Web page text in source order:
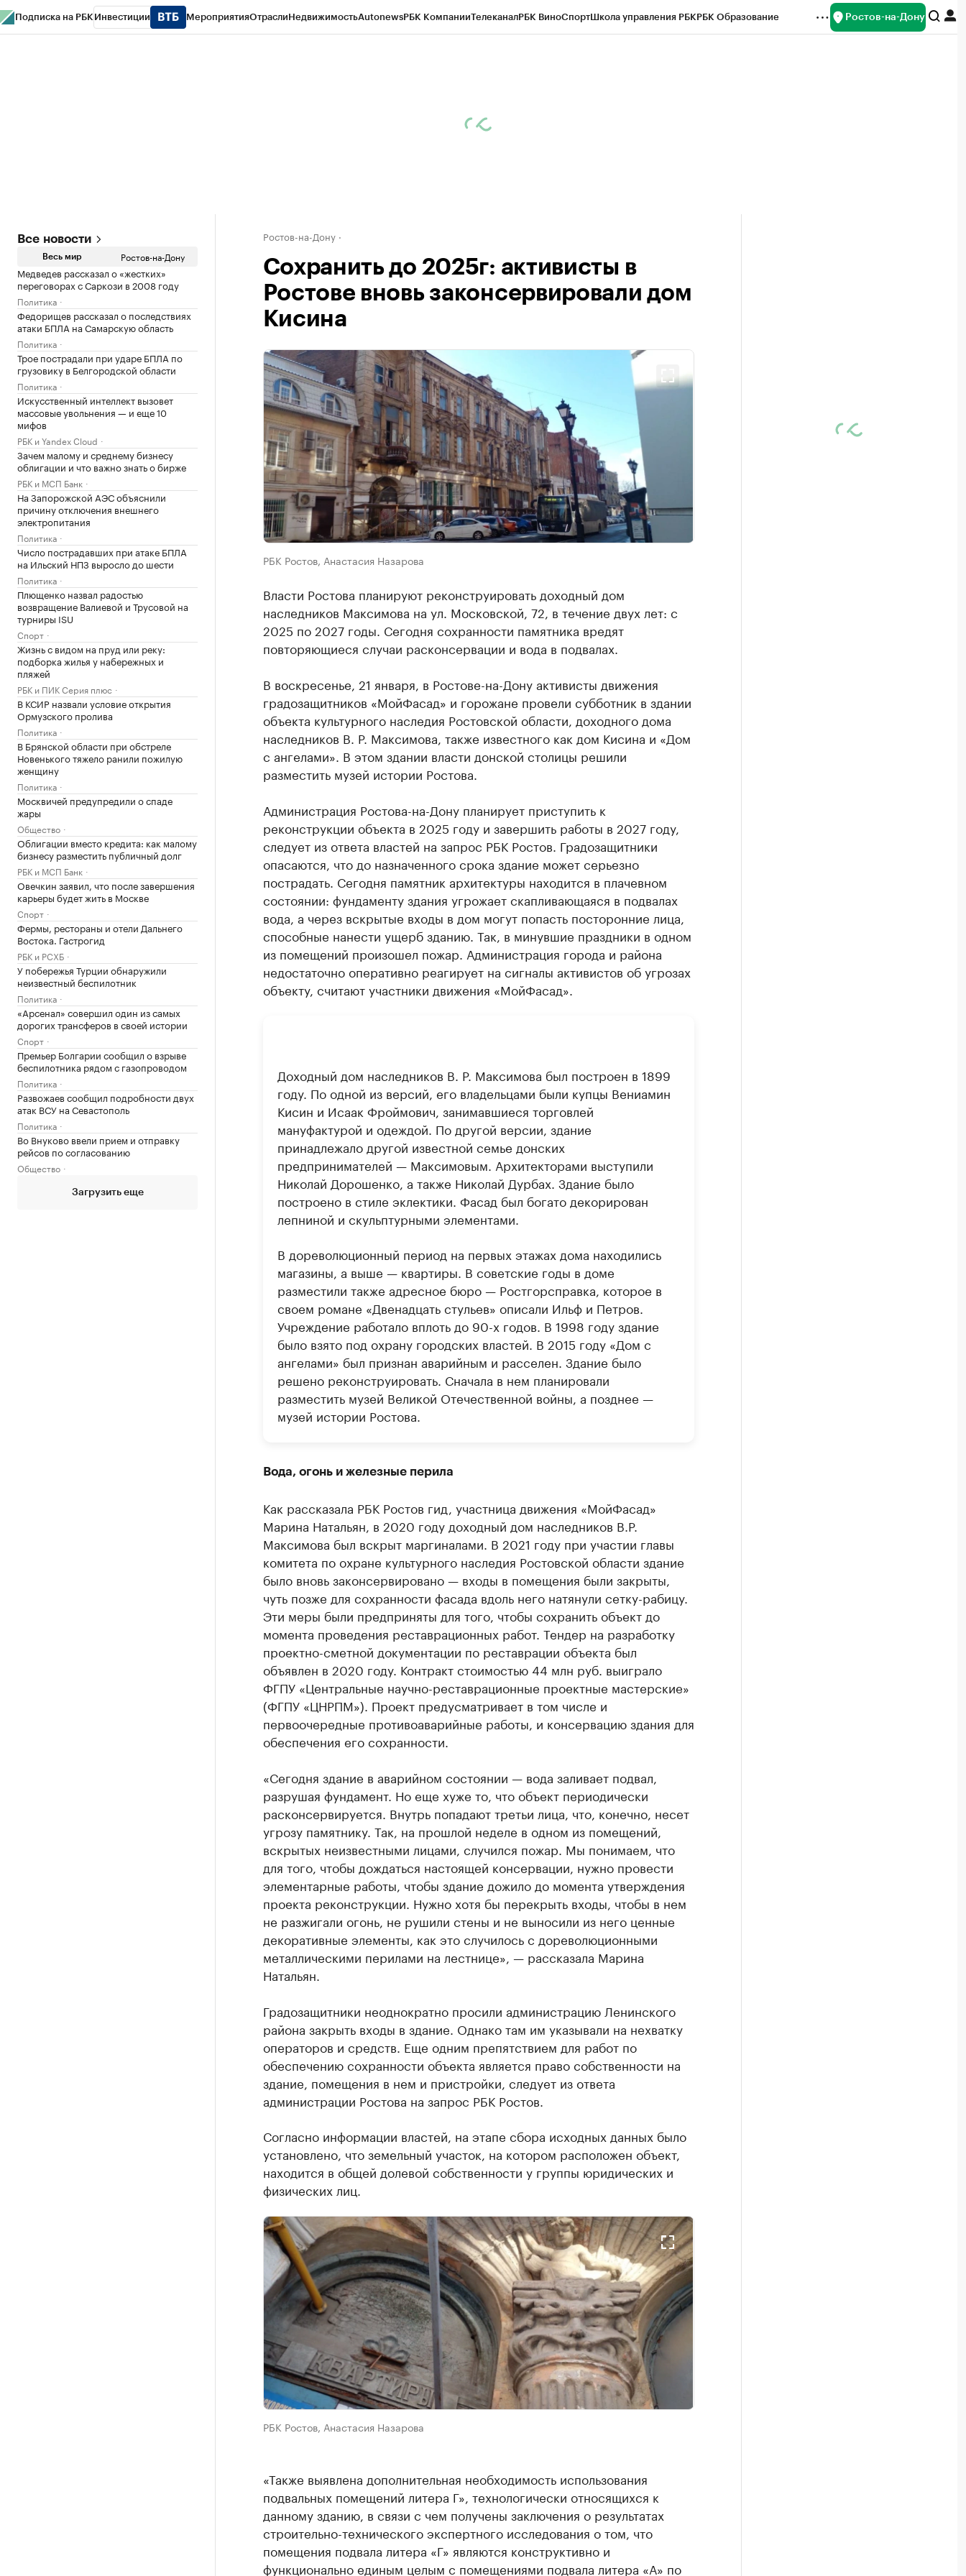
Подписка на РБК Инвестиции МероприятияОтраслиНедвижимостьAutonewsРБК КомпанииТелеканалРБК ВиноСпортШкола управления РБКРБК Образование Ростов-на-Дону
Все новости
Весь мир Ростов-на-Дону
Медведев рассказал о «жестких»
переговорах с Саркози в 2008 году
Политика
Федорищев рассказал о последствиях
атаки БПЛА на Самарскую область
Политика
Трое пострадали при ударе БПЛА по
грузовику в Белгородской области
Политика
Искусственный интеллект вызовет
массовые увольнения — и еще 10
мифов
РБК и Yandex Cloud
Зачем малому и среднему бизнесу
облигации и что важно знать о бирже
РБК и МСП Банк
На Запорожской АЭС объяснили
причину отключения внешнего
электропитания
Политика
Число пострадавших при атаке БПЛА
на Ильский НПЗ выросло до шести
Политика
Плющенко назвал радостью
возвращение Валиевой и Трусовой на
турниры ISU
Спорт
Жизнь с видом на пруд или реку:
подборка жилья у набережных и
пляжей
РБК и ПИК Серия плюс
В КСИР назвали условие открытия
Ормузского пролива
Политика
В Брянской области при обстреле
Новенького тяжело ранили пожилую
женщину
Политика
Москвичей предупредили о спаде
жары
Общество
Облигации вместо кредита: как малому
бизнесу разместить публичный долг
РБК и МСП Банк
Овечкин заявил, что после завершения
карьеры будет жить в Москве
Спорт
Фермы, рестораны и отели Дальнего
Востока. Гастрогид
РБК и РСХБ
У побережья Турции обнаружили
неизвестный беспилотник
Политика
«Арсенал» совершил один из самых
дорогих трансферов в своей истории
Спорт
Премьер Болгарии сообщил о взрыве
беспилотника рядом с газопроводом
Политика
Развожаев сообщил подробности двух
атак ВСУ на Севастополь
Политика
Во Внуково ввели прием и отправку
рейсов по согласованию
Общество
Загрузить еще
Ростов-на-Дону
Сохранить до 2025г: активисты в
Ростове вновь законсервировали дом
Кисина
РБК Ростов, Анастасия Назарова
Власти Ростова планируют реконструировать доходный дом
наследников Максимова на ул. Московской, 72, в течение двух лет: с
2025 по 2027 годы. Сегодня сохранности памятника вредят
повторяющиеся случаи расконсервации и вода в подвалах.
В воскресенье, 21 января, в Ростове-на-Дону активисты движения
градозащитников «МойФасад» и горожане провели субботник в здании
объекта культурного наследия Ростовской области, доходного дома
наследников В. Р. Максимова, также известного как дом Кисина и «Дом
с ангелами». В этом здании власти донской столицы решили
разместить музей истории Ростова.
Администрация Ростова-на-Дону планирует приступить к
реконструкции объекта в 2025 году и завершить работы в 2027 году,
следует из ответа властей на запрос РБК Ростов. Градозащитники
опасаются, что до назначенного срока здание может серьезно
пострадать. Сегодня памятник архитектуры находится в плачевном
состоянии: фундаменту здания угрожает скапливающаяся в подвалах
вода, а через вскрытые входы в дом могут попасть посторонние лица,
способные нанести ущерб зданию. Так, в минувшие праздники в одном
из помещений произошел пожар. Администрация города и района
недостаточно оперативно реагирует на сигналы активистов об угрозах
объекту, считают участники движения «МойФасад».
Доходный дом наследников В. Р. Максимова был построен в 1899
году. По одной из версий, его владельцами были купцы Вениамин
Кисин и Исаак Фроймович, занимавшиеся торговлей
мануфактурой и одеждой. По другой версии, здание
принадлежало другой известной семье донских
предпринимателей — Максимовым. Архитекторами выступили
Николай Дорошенко, а также Николай Дурбах. Здание было
построено в стиле эклектики. Фасад был богато декорирован
лепниной и скульптурными элементами.
В дореволюционный период на первых этажах дома находились
магазины, а выше — квартиры. В советские годы в доме
разместили также адресное бюро — Ростгорсправка, которое в
своем романе «Двенадцать стульев» описали Ильф и Петров.
Учреждение работало вплоть до 90-х годов. В 1998 году здание
было взято под охрану городских властей. В 2015 году «Дом с
ангелами» был признан аварийным и расселен. Здание было
решено реконструировать. Сначала в нем планировали
разместить музей Великой Отечественной войны, а позднее —
музей истории Ростова.
Вода, огонь и железные перила
Как рассказала РБК Ростов гид, участница движения «МойФасад»
Марина Натальян, в 2020 году доходный дом наследников В.Р.
Максимова был вскрыт маргиналами. В 2021 году при участии главы
комитета по охране культурного наследия Ростовской области здание
было вновь законсервировано — входы в помещения были закрыты,
чуть позже для сохранности фасада вдоль него натянули сетку-рабицу.
Эти меры были предприняты для того, чтобы сохранить объект до
момента проведения реставрационных работ. Тендер на разработку
проектно-сметной документации по реставрации объекта был
объявлен в 2020 году. Контракт стоимостью 44 млн руб. выиграло
ФГПУ «Центральные научно-реставрационные проектные мастерские»
(ФГПУ «ЦНРПМ»). Проект предусматривает в том числе и
первоочередные противоаварийные работы, и консервацию здания для
обеспечения его сохранности.
«Сегодня здание в аварийном состоянии — вода заливает подвал,
разрушая фундамент. Но еще хуже то, что объект периодически
расконсервируется. Внутрь попадают третьи лица, что, конечно, несет
угрозу памятнику. Так, на прошлой неделе в одном из помещений,
вскрытых неизвестными лицами, случился пожар. Мы понимаем, что
для того, чтобы дождаться настоящей консервации, нужно провести
элементарные работы, чтобы здание дожило до момента утверждения
проекта реконструкции. Нужно хотя бы перекрыть входы, чтобы в нем
не разжигали огонь, не рушили стены и не выносили из него ценные
декоративные элементы, как это случилось с дореволюционными
металлическими перилами на лестнице», — рассказала Марина
Натальян.
Градозащитники неоднократно просили администрацию Ленинского
района закрыть входы в здание. Однако там им указывали на нехватку
операторов и средств. Еще одним препятствием для работ по
обеспечению сохранности объекта является право собственности на
здание, помещения в нем и пристройки, следует из ответа
администрации Ростова на запрос РБК Ростов.
Согласно информации властей, на этапе сбора исходных данных было
установлено, что земельный участок, на котором расположен объект,
находится в общей долевой собственности у группы юридических и
физических лиц.
РБК Ростов, Анастасия Назарова
«Также выявлена дополнительная необходимость использования
подвальных помещений литера Г», технологически относящихся к
данному зданию, в связи с чем получены заключения о результатах
строительно-технического экспертного исследования о том, что
помещения подвала литера «Г» являются конструктивно и
функционально единым целым с помещениями подвала литера «А» по